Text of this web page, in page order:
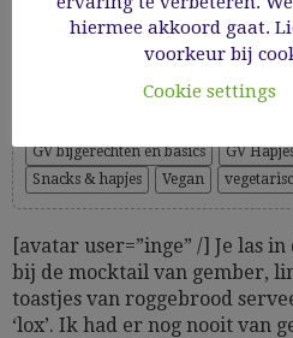
kappertjes
Cooking Time: 10
GV bijgerechten en basics
GV
Snacks & hapjes
Vegan
[avatar user=”inge” /] Je las
bij de mocktail van gember,
toastjes van roggebrood
‘lox’. Ik had er nog nooit van
hiermee akkoord gaat.
voorkeur bij
Cookie settings